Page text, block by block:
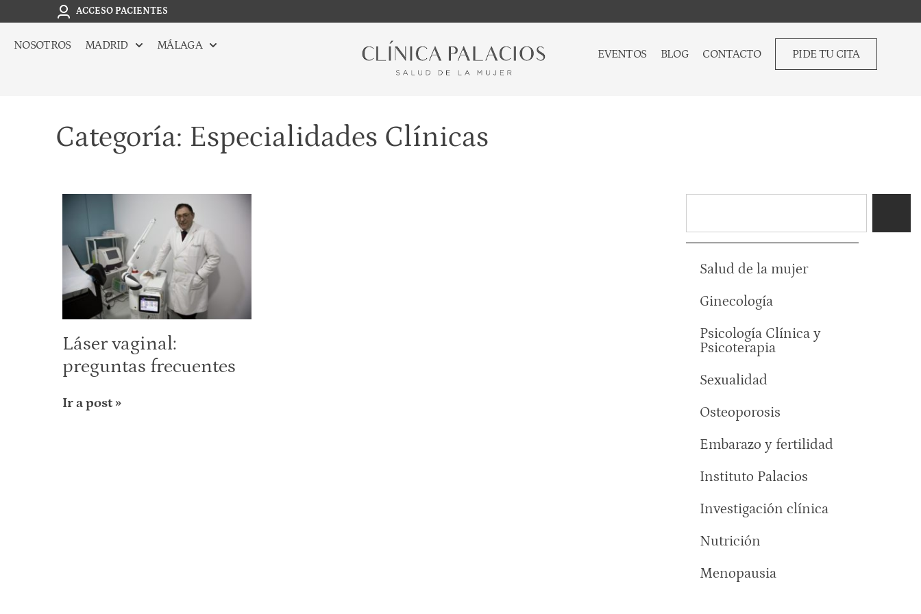
ACCESO PACIENTES
NOSOTROS MADRID MÁLAGA
EVENTOS BLOG CONTACTO PIDE TU CITA
Categoría: Especialidades Clínicas
Láser vaginal:
preguntas frecuentes
Ir a post »
Salud de la mujer
Ginecología
Psicología Clínica y
Psicoterapia
Sexualidad
Osteoporosis
Embarazo y fertilidad
Instituto Palacios
Investigación clínica
Nutrición
Menopausia